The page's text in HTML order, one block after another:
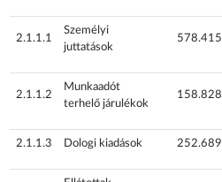
2.1.1.1
Személyi
juttatások
578.415
2.1.1.2
Munkaadót
terhelő járulékok
158.828
2.1.1.3 Dologi kiadások 252.689